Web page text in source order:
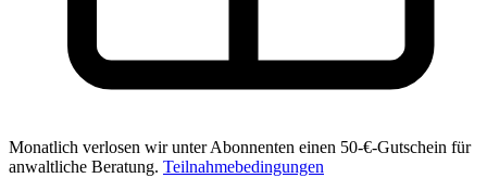
Monatlich verlosen wir unter Abonnenten einen 50-€-Gutschein für
anwaltliche Beratung. Teilnahmebedingungen